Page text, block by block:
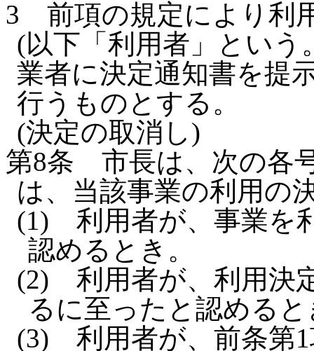
3 前項の規定により利
(以下「利用者」とい
業者に決定通知書を提
行うものとする。
(決定の取消し)
第8条 市長は、次の各
は、当該事業の利用の
(1) 利用者が、事業を
認めるとき。
(2) 利用者が、利用決
るに至ったと認めると
(3) 利用者が、前条第